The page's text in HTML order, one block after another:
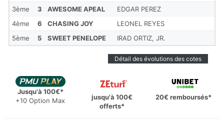
3ème
3 AWESOME APEAL
EDGAR PEREZ
4ème
6 CHASING JOY
LEONEL REYES
5ème
5 SWEET PENELOPE IRAD ORTIZ, JR.
Détail des évolutions des cotes
Jusqu'à 100€*
+10 Option Max
jusqu'à 100€
offerts*
20€ remboursés*